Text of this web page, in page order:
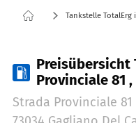
Tankstelle TotalErg
Preisübersicht
Provinciale 81
Strada Provinciale 81